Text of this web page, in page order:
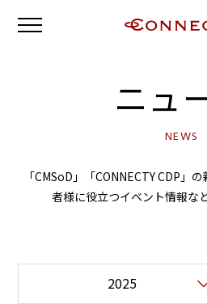
ニュ
NEWS
「CMSoD」「CONNECTY CDP」
者様に役立つイベント情報な